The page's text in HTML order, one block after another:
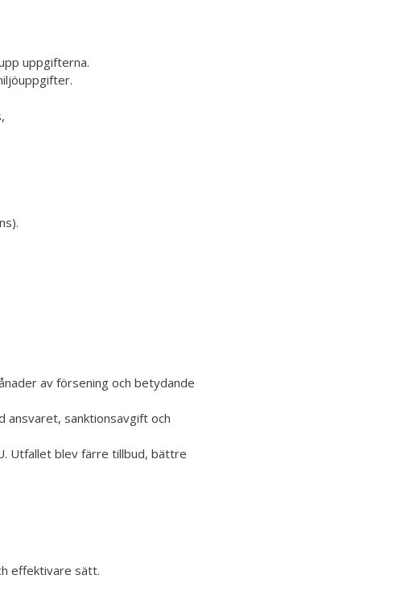
uppgifterna.
av försening och betydande
ansvaret, sanktionsavgift och
Utfallet blev färre tillbud, bättre
effektivare sätt.